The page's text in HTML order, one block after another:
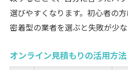
選びやすくなります。初心者の
密着型の業者を選ぶと失敗が少な
オンライン見積もりの活用方